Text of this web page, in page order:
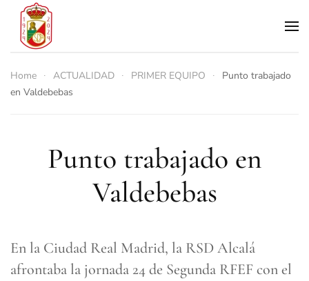
Skip to main content
Home ACTUALIDAD PRIMER EQUIPO
Punto trabajado
en Valdebebas
Punto trabajado en
Valdebebas
En la Ciudad Real Madrid, la RSD Alcalá
afrontaba la jornada 24 de Segunda RFEFcon el